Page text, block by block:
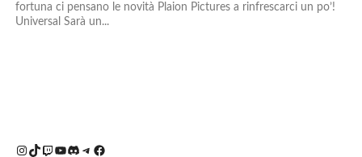
fortuna ci pensano le novità Plaion Pictures a rinfrescarci un po’!
Universal Sarà un...
Instagram
TikTok
Twitch
YouTube
Discord
Telegram
Facebook